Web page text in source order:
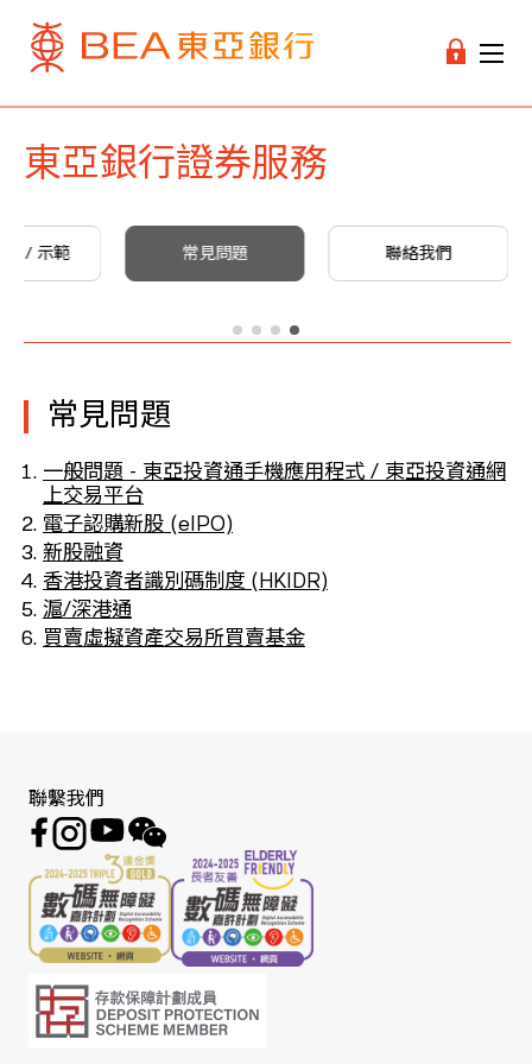
東亞銀行證券服務
冊 / 示範 常見問題 聯絡我們
常見問題
一般問題 - 東亞投資通手機應用程式 / 東亞投資通網
上交易平台
電子認購新股 (eIPO)
新股融資
香港投資者識別碼制度 (HKIDR)
滬/深港通
買賣虛擬資產交易所買賣基金
聯繫我們